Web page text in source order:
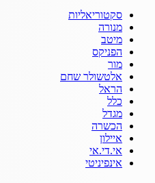
סקטוריאליות
מנורה
מיטב
הפניקס
מור
אלטשולר שחם
הראל
כלל
מגדל
הכשרה
איילון
אי.די.אי
אינפיניטי